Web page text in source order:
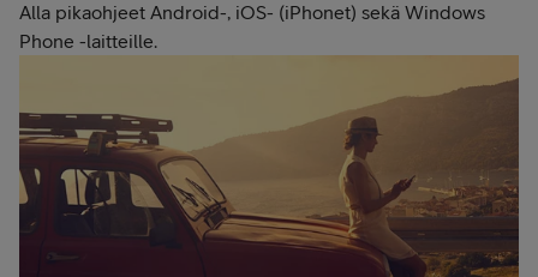
Alla pikaohjeet Android-, iOS- (iPhonet) sekä Windows
Phone -laitteille.